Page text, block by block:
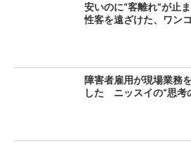
安いのに“客離れ”が止
性客を遠ざけた、ワン
障害者雇用が現場業務
した ニッスイの“思考